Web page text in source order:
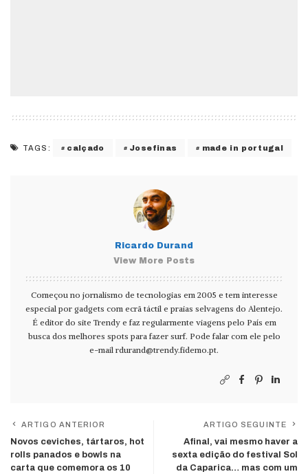
TAGS: calçado Josefinas made in portugal
Ricardo Durand
View More Posts
Começou no jornalismo de tecnologias em 2005 e tem interesse
especial por gadgets com ecrã táctil e praias selvagens do Alentejo.
É editor do site Trendy e faz regularmente viagens pelo País em
busca dos melhores spots para fazer surf. Pode falar com ele pelo
e-mail rdurand@trendy.fidemo.pt.
ARTIGO ANTERIOR
Novos ceviches, tártaros, hot
rolls panados e bowls na
carta que comemora os 10
ARTIGO SEGUINTE
Afinal, vai mesmo haver a
sexta edição do festival Sol
da Caparica… mas com um